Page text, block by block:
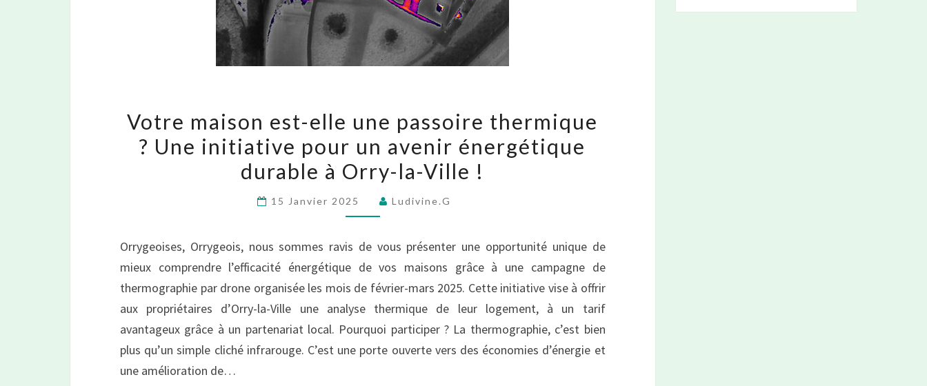
maison
est-
elle
une
passoire
?
Une
initiative
pour
un
avenir
Votre maison est-elle une passoire thermique
? Une initiative pour un avenir énergétique
durable à Orry-la-Ville !
15 Janvier 2025 Ludivine.G
Orrygeoises, Orrygeois, nous sommes ravis de vous présenter une opportunité unique de
mieux comprendre l’efficacité énergétique de vos maisons grâce à une campagne de
thermographie par drone organisée les mois de février-mars 2025. Cette initiative vise à offrir
aux propriétaires d’Orry-la-Ville une analyse thermique de leur logement, à un tarif
avantageux grâce à un partenariat local. Pourquoi participer ? La thermographie, c’est bien
plus qu’un simple cliché infrarouge. C’est une porte ouverte vers des économies d’énergie et
une amélioration de…